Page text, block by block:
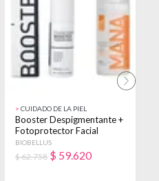
> CUIDADO DE LA PIEL
Booster Despigmentante +
Fotoprotector Facial
Biobellus Acneica
Día/noche
BIOBELLUS
$ 62.758 $ 59.620